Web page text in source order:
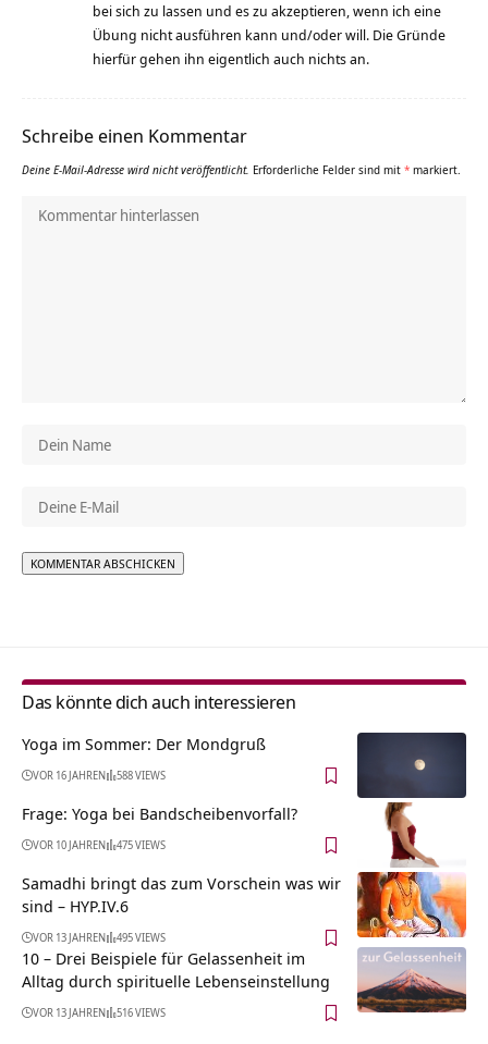
bei sich zu lassen und es zu akzeptieren, wenn ich eine
Übung nicht ausführen kann und/oder will. Die Gründe
hierfür gehen ihn eigentlich auch nichts an.
Schreibe einen Kommentar
Deine E-Mail-Adresse wird nicht veröffentlicht. Erforderliche Felder sind mit * markiert.
Das könnte dich auch interessieren
Yoga im Sommer: Der Mondgruß
VOR 16 JAHREN 588 VIEWS
Frage: Yoga bei Bandscheibenvorfall?
VOR 10 JAHREN 475 VIEWS
Samadhi bringt das zum Vorschein was wir
sind – HYP.IV.6
VOR 13 JAHREN 495 VIEWS
10 – Drei Beispiele für Gelassenheit im
Alltag durch spirituelle Lebenseinstellung
VOR 13 JAHREN 516 VIEWS